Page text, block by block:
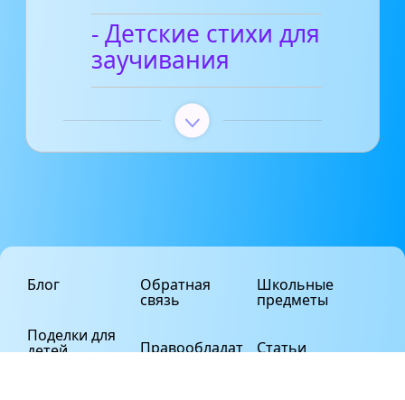
- Детские стихи для
заучивания
Блог
Поделки для
детей
Обратная
связь
Правообладат
Школьные
предметы
Статьи